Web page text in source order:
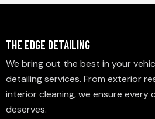
THE EDGE DETAILING
We bring out the best in your
detailing services. From exterior
interior cleaning, we ensure every
deserves.